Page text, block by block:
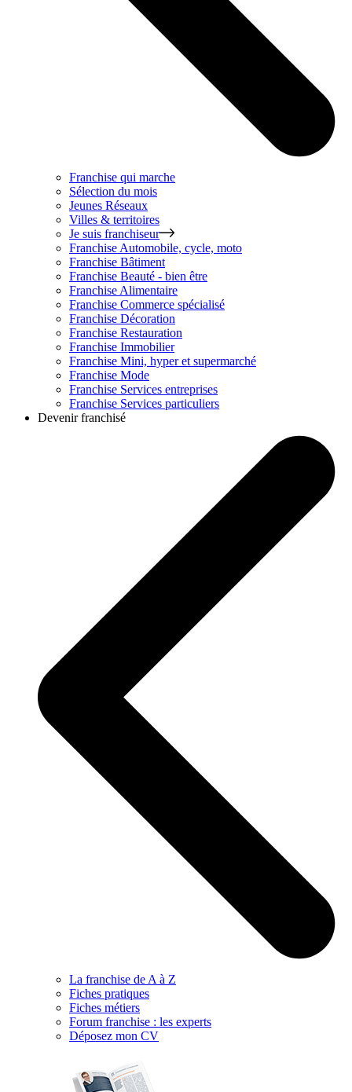
Franchise qui marche
Sélection du mois
Jeunes Réseaux
Villes & territoires
Je suis franchiseur
Franchise Automobile, cycle, moto
Franchise Bâtiment
Franchise Beauté - bien être
Franchise Alimentaire
Franchise Commerce spécialisé
Franchise Décoration
Franchise Restauration
Franchise Immobilier
Franchise Mini, hyper et supermarché
Franchise Mode
Franchise Services entreprises
Franchise Services particuliers
Devenir franchisé
La franchise de A à Z
Fiches pratiques
Fiches métiers
Forum franchise : les experts
Déposez mon CV